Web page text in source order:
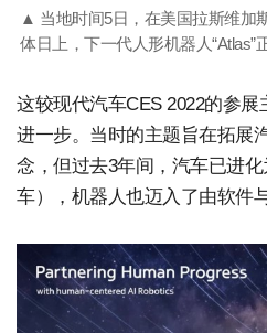
▲ 当地时间5日，在美国拉斯维加
体日上，下一代人形机器人“Atlas”
这较现代汽车CES 2022的参展
进一步。当时的主题旨在拓展
念，但过去3年间，汽车已进
车），机器人也迈入了由软件